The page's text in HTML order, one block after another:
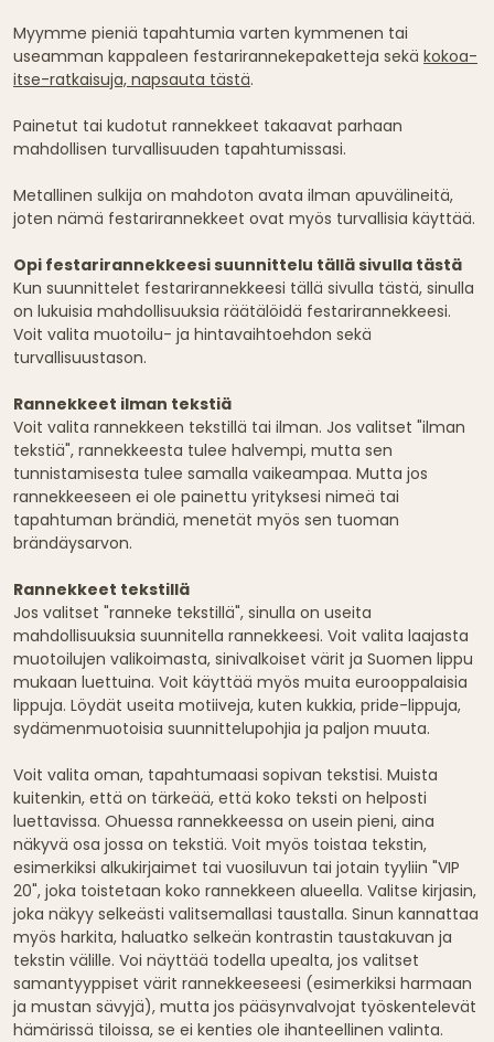
Myymme pieniä tapahtumia varten kymmenen tai
useamman kappaleen festarirannekepaketteja sekä kokoa-
itse-ratkaisuja, napsauta tästä.
Painetut tai kudotut rannekkeet takaavat parhaan
mahdollisen turvallisuuden tapahtumissasi.
Metallinen sulkija on mahdoton avata ilman apuvälineitä,
joten nämä festarirannekkeet ovat myös turvallisia käyttää.
Opi festarirannekkeesi suunnittelu tällä sivulla tästä
Kun suunnittelet festarirannekkeesi tällä sivulla tästä, sinulla
on lukuisia mahdollisuuksia räätälöidä festarirannekkeesi.
Voit valita muotoilu- ja hintavaihtoehdon sekä
turvallisuustason.
Rannekkeet ilman tekstiä
Voit valita rannekkeen tekstillä tai ilman. Jos valitset "ilman
tekstiä", rannekkeesta tulee halvempi, mutta sen
tunnistamisesta tulee samalla vaikeampaa. Mutta jos
rannekkeeseen ei ole painettu yrityksesi nimeä tai
tapahtuman brändiä, menetät myös sen tuoman
brändäysarvon.
Rannekkeet tekstillä
Jos valitset "ranneke tekstillä", sinulla on useita
mahdollisuuksia suunnitella rannekkeesi. Voit valita laajasta
muotoilujen valikoimasta, sinivalkoiset värit ja Suomen lippu
mukaan luettuina. Voit käyttää myös muita eurooppalaisia
lippuja. Löydät useita motiiveja, kuten kukkia, pride-lippuja,
sydämenmuotoisia suunnittelupohjia ja paljon muuta.
Voit valita oman, tapahtumaasi sopivan tekstisi. Muista
kuitenkin, että on tärkeää, että koko teksti on helposti
luettavissa. Ohuessa rannekkeessa on usein pieni, aina
näkyvä osa jossa on tekstiä. Voit myös toistaa tekstin,
esimerkiksi alkukirjaimet tai vuosiluvun tai jotain tyyliin "VIP
20", joka toistetaan koko rannekkeen alueella. Valitse kirjasin,
joka näkyy selkeästi valitsemallasi taustalla. Sinun kannattaa
myös harkita, haluatko selkeän kontrastin taustakuvan ja
tekstin välille. Voi näyttää todella upealta, jos valitset
samantyyppiset värit rannekkeeseesi (esimerkiksi harmaan
ja mustan sävyjä), mutta jos pääsynvalvojat työskentelevät
hämärissä tiloissa, se ei kenties ole ihanteellinen valinta.